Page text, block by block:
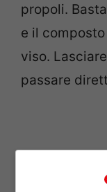
propoli.
e il
viso.
passare